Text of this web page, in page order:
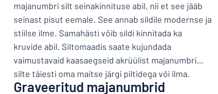
majanumbri silt seinakinnituse abil, nii et see jääb
seinast pisut eemale. See annab sildile modernse ja
stiilse ilme. Samahästi võib sildi kinnitada ka
kruvide abil. Siltomaadis saate kujundada
vaimustavaid kaasaegseid akrüülist majanumbri
silte täiesti oma maitse järgi piltidega või ilma.
Graveeritud majanumbrid